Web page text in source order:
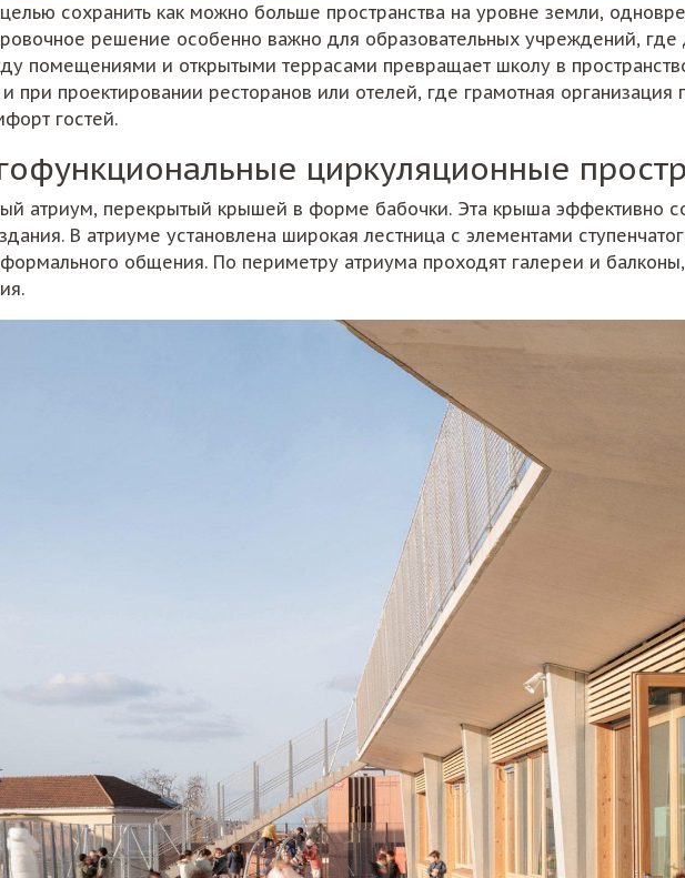
сохранить как можно больше пространства на уровне земли,
решение особенно важно для образовательных учреждений, где
помещениями и открытыми террасами превращает школу в
при проектировании ресторанов или отелей, где грамотная
гостей.
циркуляционные
атриум, перекрытый крышей в форме бабочки. Эта крыша эффективно
В атриуме установлена широкая лестница с элементами
общения. По периметру атриума проходят галереи и